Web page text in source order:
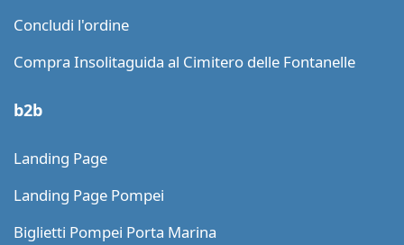
Concludi l'ordine
Compra Insolitaguida al Cimitero delle Fontanelle
b2b
Landing Page
Landing Page Pompei
Biglietti Pompei Porta Marina